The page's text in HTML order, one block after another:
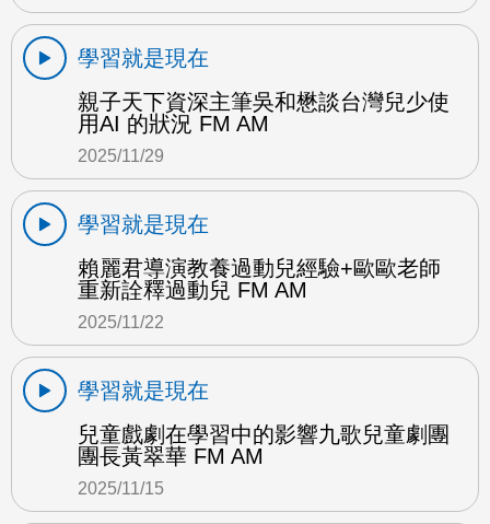
學習就是現在
親子天下資深主筆吳和懋談台灣兒少使
用AI 的狀況 FM AM
2025/11/29
學習就是現在
賴麗君導演教養過動兒經驗+歐歐老師
重新詮釋過動兒 FM AM
2025/11/22
學習就是現在
兒童戲劇在學習中的影響九歌兒童劇團
團長黃翠華 FM AM
2025/11/15